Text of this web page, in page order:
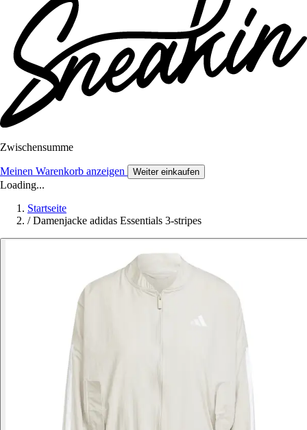
Zwischensumme
Meinen Warenkorb anzeigen Weiter einkaufen
Loading...
Startseite
/ Damenjacke adidas Essentials 3-stripes